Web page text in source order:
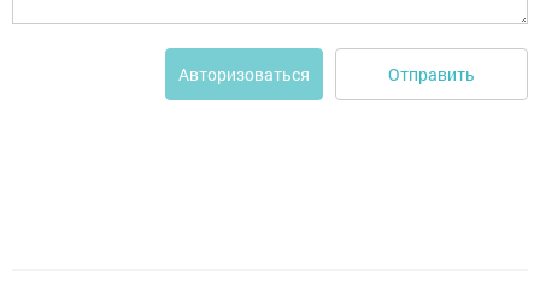
Авторизоваться Отправить